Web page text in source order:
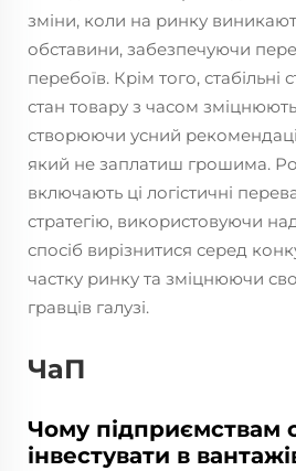
зміни, коли на ринку
обставини, забезпечуючи
перебоїв. Крім того, стабільні
стан товару з часом зміцнюють
створюючи усний
який не заплатиш грошима.
включають ці логістичні
стратегію, використовуючи
спосіб вирізнитися серед
частку ринку та зміцнюючи
гравців галузі.
ЧаП
Чому підприємствам
інвестувати в